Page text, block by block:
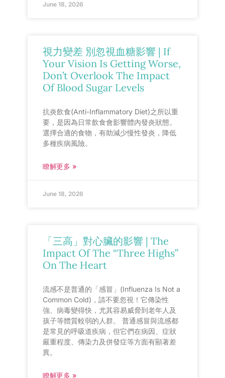
June 18, 2026
視力變差 別忽視血糖影響 | If
Your Vision Is Getting Worse,
Don’t Overlook The Impact
Of Blood Sugar Levels
抗炎飲食(Anti-Inflammatory Diet)之所以重
要，是因為日常飲食會影響體內發炎狀態。
選擇合適的食物，有助減少慢性發炎，降低
多種疾病風險。
瞭解更多 »
June 18, 2026
「三高」對心臟的影響 | The
Impact Of The “Three Highs”
On The Heart
流感不是普通的「感冒」(Influenza Is Not a
Common Cold)，請不要忽視！它傳染性
強、病毒變得快，尤其容易威脅到老年人及
孩子等體質較弱的人群。 普通感冒與流感都
是常見的呼吸道疾病，但它們在病因、症狀
嚴重程度、傳染力及併發症等方面有顯著差
異。
瞭解更多 »